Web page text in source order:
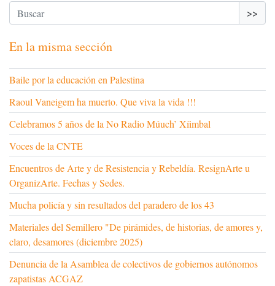
>>
En la misma sección
Baile por la educación en Palestina
Raoul Vaneigem ha muerto. Que viva la vida !!!
Celebramos 5 años de la No Radio Múuch’ Xíimbal
Voces de la CNTE
Encuentros de Arte y de Resistencia y Rebeldía. ResignArte u
OrganizArte. Fechas y Sedes.
Mucha policía y sin resultados del paradero de los 43
Materiales del Semillero "De pirámides, de historias, de amores y,
claro, desamores (diciembre 2025)
Denuncia de la Asamblea de colectivos de gobiernos autónomos
zapatistas ACGAZ